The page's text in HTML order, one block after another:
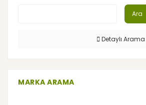
Ara
Detaylı Arama
MARKA ARAMA